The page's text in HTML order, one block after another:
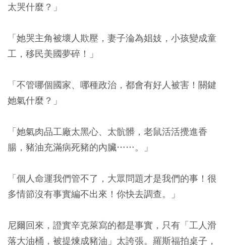
太哭什麼？」
「她哭主角被壞人欺壓，妻子淪為娼妓，小孩變成童
工，移民美國夢碎！」
「不管哪個國家、哪種政治，都會有好人被害！關鍵
她氣什麼？」
「她氣肉品工廠太黑心、太骯髒，老鼠活活攪進香
腸，豬油充滿病死豬的內臟……。」
「個人命運我們管不了，大眾問題才是我們的事！很
多情節沒有事實編不出來！你快去調查。」
尼爾回來，證實辛克萊寫的都是事實，只有「工人滑
落大油桶，被提煉成豬油」太誇張。羅斯福拍桌子，